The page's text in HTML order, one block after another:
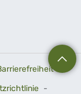
-
-